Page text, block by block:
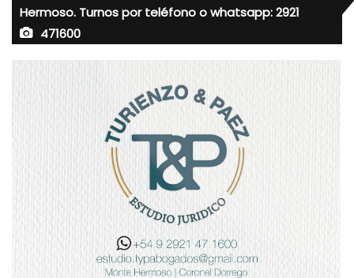
Hermoso. Turnos por teléfono o whatsapp: 2921
471600